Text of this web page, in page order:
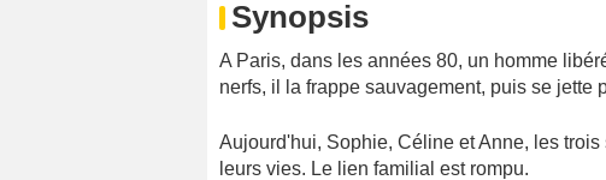
Synopsis
A Paris, dans les années 80, un homme
nerfs, il la frappe sauvagement, puis se jette
Aujourd'hui, Sophie, Céline et Anne, les
leurs vies. Le lien familial est rompu.